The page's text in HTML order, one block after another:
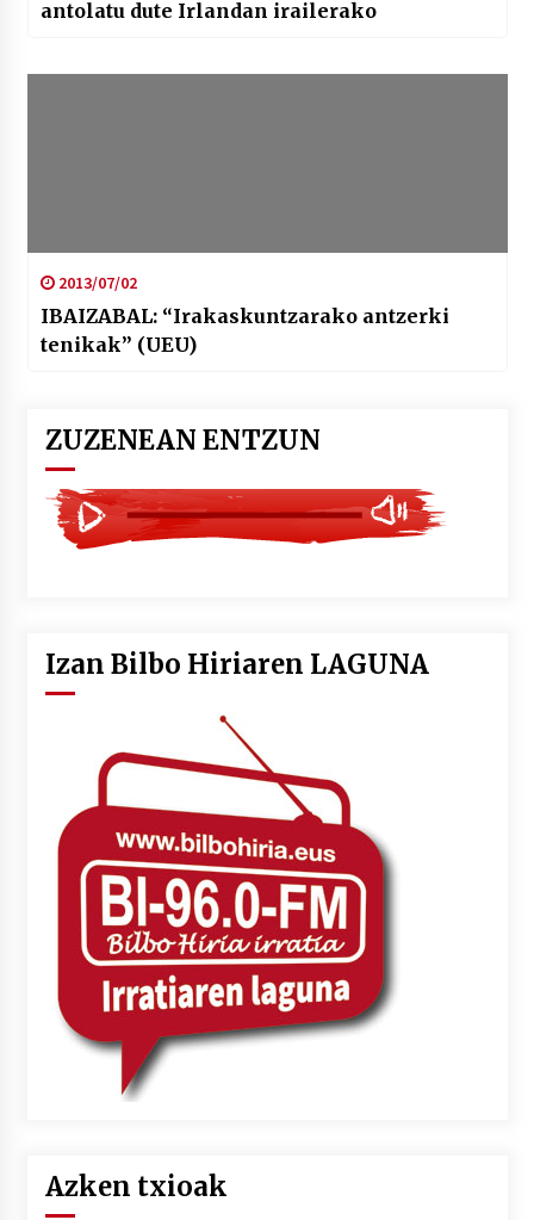
antolatu dute Irlandan irailerako
2013/07/02
IBAIZABAL: “Irakaskuntzarako antzerki
tenikak” (UEU)
ZUZENEAN ENTZUN
Izan Bilbo Hiriaren LAGUNA
Azken txioak